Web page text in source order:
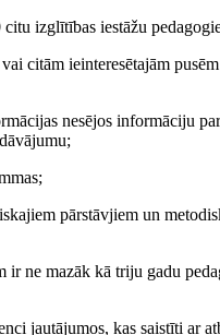
izglītības iestāžu
citām ieinteresētajām
nesējos informāciju
pārstāvjiem un
ne mazāk kā triju gadu
jautājumos, kas saistīti ar